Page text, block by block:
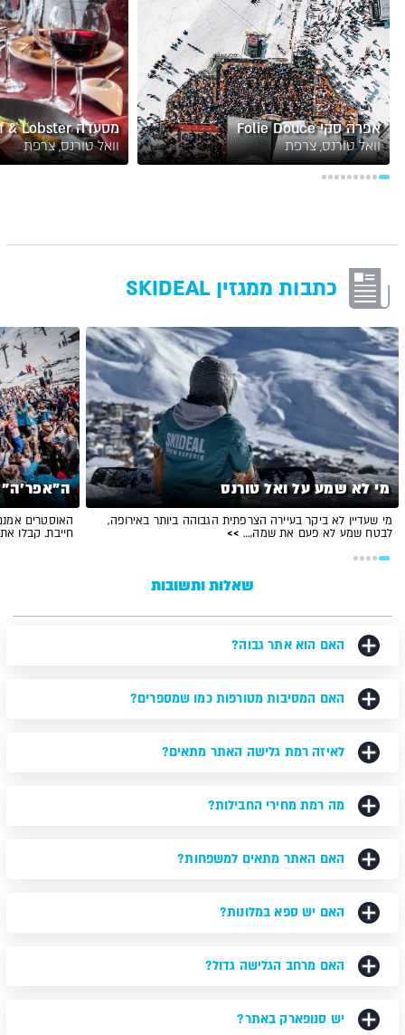
אפרה סקי Folie Douce
וואל טורנס, צרפת
מסעדה Beef & Lobster
וואל טורנס, צרפת
כתבות ממגזין SKIDEAL
מי לא שמע על ואל טורנס
מי שעדיין לא ביקר בעיירה הצרפתית הגבוהה ביותר באירופה,
לבטח שמע לא פעם את שמה,… >>
ה"אפר’ה"
האוסטרים
חייבת. קבלו
שאלות ותשובות
האם הוא אתר גבוה?
האם המסיבות מטורפות כמו שמספרים?
לאיזה רמת גלישה האתר מתאים?
מה רמת מחירי החבילות?
האם האתר מתאים למשפחות?
האם יש ספא במלונות?
האם מרחב הגלישה גדול?
יש סנופארק באתר?